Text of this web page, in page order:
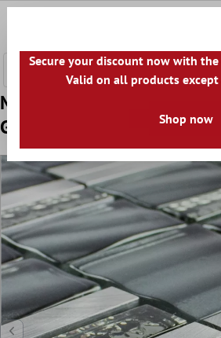
Muster von Glas Metall
Grau Silber
Secure your discount now with the
Valid on all products except
Shop now